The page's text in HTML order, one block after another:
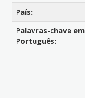
País:
Palavras-chave em
Português: